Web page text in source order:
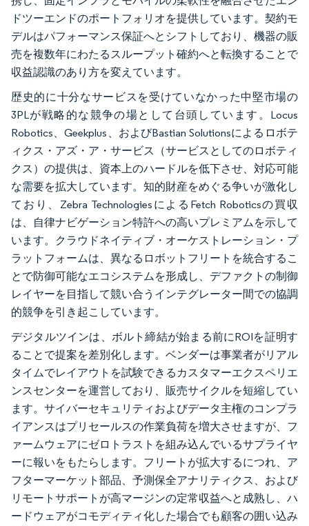
ドツーエンドのポートフォリオを提供しています。契約モ
デルはパフォーマンス保証へとシフトしており、機器の販
売を複数年にわたるスループット確約へと転換することで
収益認識のあり方を変えています。
歴史的に十分なサービスを受けていなかった中堅市場の
3PLが戦略的な競争の場として台頭しています。Locus
Robotics、Geekplus、およびBastian Solutionsによるロボテ
ィクス・アズ・ア・サービス（サービスとしてのロボティ
クス）の提供は、資本上のハードルを低下させ、対応可能
な需要を拡大しています。知的財産をめぐる争いが激化し
ており、Zebra TechnologiesによるFetch Roboticsの買収
は、自律ナビゲーション特許への高いプレミアムを示して
います。クラウドネイティブ・オーケストレーション・プ
ラットフォームは、異なるロボットフリートを統合するこ
とで防御可能なエコシステムを形成し、デファクトの制御
レイヤーを目指して競い合うインテグレーター間での協調
的競争を引き起こしています。
デジタルツインは、ボルト締結が始まる前にROIを証明す
ることで提案を差別化します。ベンダーは事業者がリアル
タイムでレイアウトを試験できるカスタマーエクスペリエ
ンスセンターを運営しており、販売サイクルを短縮してい
ます。サイバーセキュリティおよびデータ主権のコンプラ
イアンスはプリセールスの作業負荷を増大させますが、フ
ァームウェアにゼロトラストを組み込んでいるサプライヤ
ーに報いをもたらします。フリートが拡大するにつれ、ア
フターマーケット部品、予測保全アナリティクス、および
リモートサポートが高マージンの定常収益へと成熟し、ハ
ードウェアがコモディティ化した場合でも顧客の囲い込み